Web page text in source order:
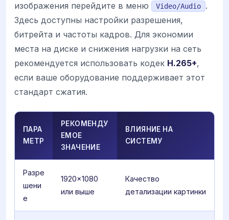
изображения перейдите в меню
Video/Audio
.
Здесь доступны настройки разрешения,
битрейта и частоты кадров. Для экономии
места на диске и снижения нагрузки на сеть
рекомендуется использовать кодек H.265+,
если ваше оборудование поддерживает этот
стандарт сжатия.
ПАРА
МЕТР
РЕКОМЕНДУ
ЕМОЕ
ЗНАЧЕНИЕ
ВЛИЯНИЕ НА
СИСТЕМУ
Разре
шени
е
1920×1080
или выше
Качество
детализации картинки